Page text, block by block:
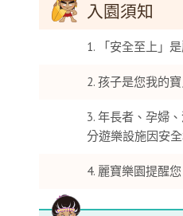
入園須知
「安全至上」
孩子是您我的
年長者、孕婦
分遊樂設施因安
麗寶樂園提醒